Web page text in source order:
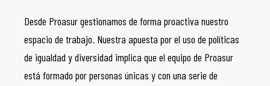
Desde Proasur gestionamos de forma proactiva nuestro
espacio de trabajo. Nuestra apuesta por el uso de políticas
de igualdad y diversidad implica que el equipo de Proasur
está formado por personas únicas y con una serie de